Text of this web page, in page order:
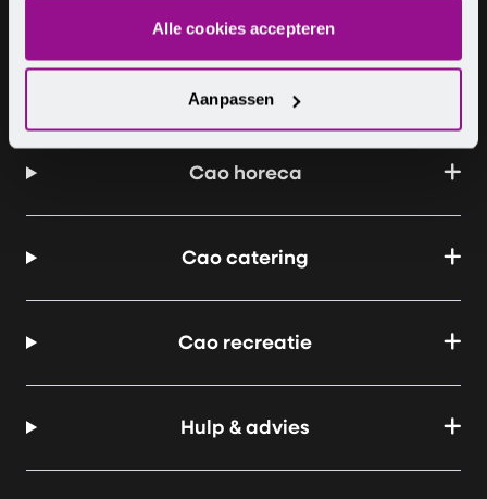
Alle cookies accepteren
AanpassenOver ons
Cao horeca
Cao catering
Cao recreatie
Hulp & advies